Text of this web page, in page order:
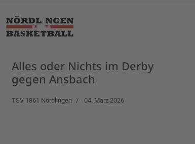
Alles oder Nichts im Derby
gegen Ansbach
TSV 1861 Nördlingen 04. März 2026